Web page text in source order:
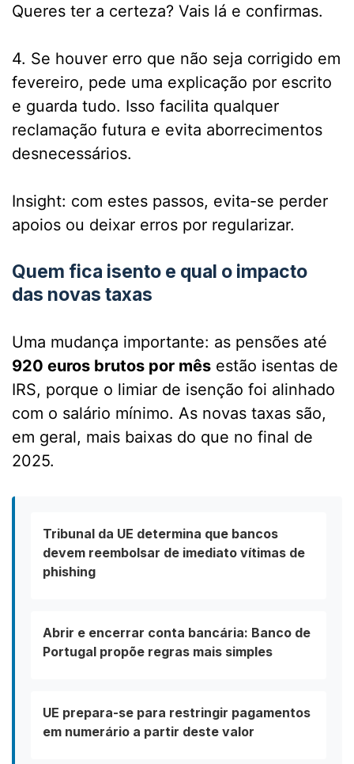
Queres ter a certeza? Vais lá e confirmas.
4. Se houver erro que não seja corrigido em
fevereiro, pede uma explicação por escrito
e guarda tudo. Isso facilita qualquer
reclamação futura e evita aborrecimentos
desnecessários.
Insight: com estes passos, evita-se perder
apoios ou deixar erros por regularizar.
Quem fica isento e qual o impacto
das novas taxas
Uma mudança importante: as pensões até
920 euros brutos por mês estão isentas de
IRS, porque o limiar de isenção foi alinhado
com o salário mínimo. As novas taxas são,
em geral, mais baixas do que no final de
2025.
Tribunal da UE determina que bancos
devem reembolsar de imediato vítimas de
phishing
Abrir e encerrar conta bancária: Banco de
Portugal propõe regras mais simples
UE prepara-se para restringir pagamentos
em numerário a partir deste valor